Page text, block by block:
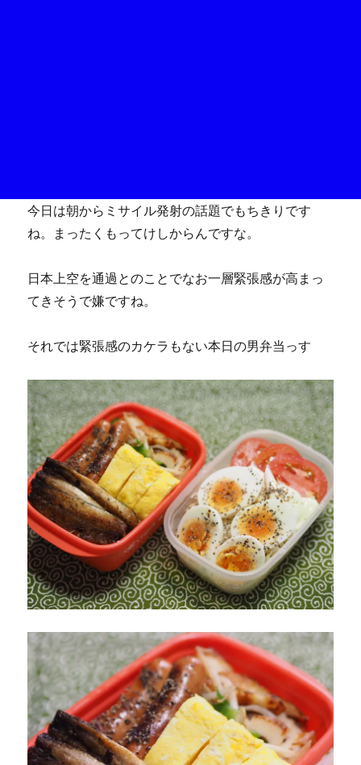
今日は朝からミサイル発射の話題でもちきりです
ね。まったくもってけしからんですな。
日本上空を通過とのことでなお一層緊張感が高まっ
てきそうで嫌ですね。
それでは緊張感のカケラもない本日の男弁当っす